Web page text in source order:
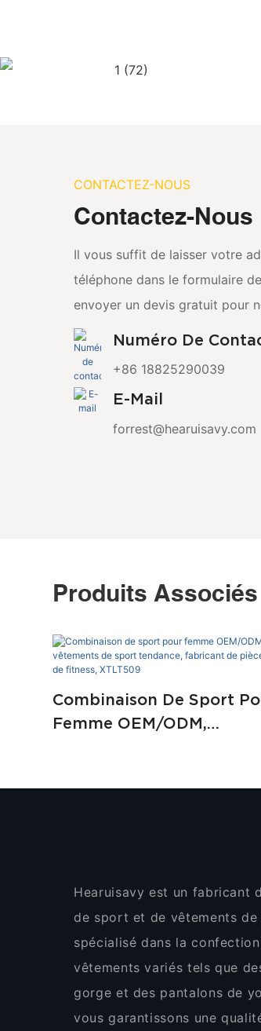
CONTACTEZ-NOUS
Contactez-Nous
Il vous suffit de laisser votre
téléphone dans le formulaire
envoyer un devis gratuit pour
Numéro De
+86 18825290039
E-Mail
forrest@hearuisavy.com
Produits Associés
Combinaison De Sport
Femme OEM/ODM,
Pièces De Fitness,
Hearuisavy est un fabricant
de sport et de vêtements de
spécialisé dans la
vêtements variés tels que
gorge et des pantalons de
vous garantissons une